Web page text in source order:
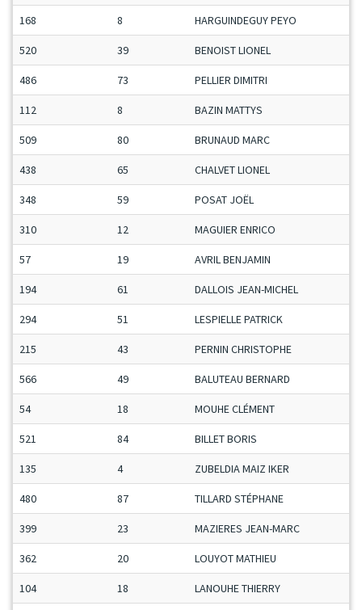
168 8 HARGUINDEGUY PEYO
520 39 BENOIST LIONEL
486 73 PELLIER DIMITRI
112 8 BAZIN MATTYS
509 80 BRUNAUD MARC
438 65 CHALVET LIONEL
348 59 POSAT JOËL
310 12 MAGUIER ENRICO
57 19 AVRIL BENJAMIN
194 61 DALLOIS JEAN-MICHEL
294 51 LESPIELLE PATRICK
215 43 PERNIN CHRISTOPHE
566 49 BALUTEAU BERNARD
54 18 MOUHE CLÉMENT
521 84 BILLET BORIS
135 4 ZUBELDIA MAIZ IKER
480 87 TILLARD STÉPHANE
399 23 MAZIERES JEAN-MARC
362 20 LOUYOT MATHIEU
104 18 LANOUHE THIERRY